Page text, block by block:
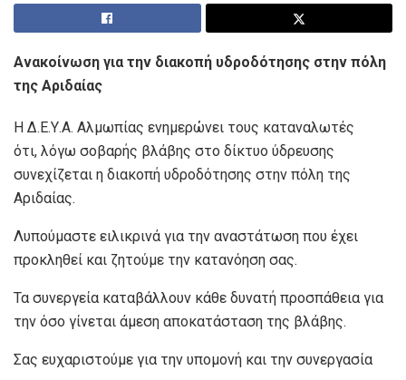
Ανακοίνωση για την διακοπή υδροδότησης στην πόλη
της Αριδαίας
Η Δ.Ε.Υ.Α. Αλμωπίας ενημερώνει τους καταναλωτές
ότι, λόγω σοβαρής βλάβης στο δίκτυο ύδρευσης
συνεχίζεται η διακοπή υδροδότησης στην πόλη της
Αριδαίας.
Λυπούμαστε ειλικρινά για την αναστάτωση που έχει
προκληθεί και ζητούμε την κατανόηση σας.
Τα συνεργεία καταβάλλουν κάθε δυνατή προσπάθεια για
την όσο γίνεται άμεση αποκατάσταση της βλάβης.
Σας ευχαριστούμε για την υπομονή και την συνεργασία